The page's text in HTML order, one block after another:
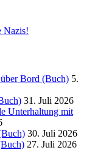
Bord (Buch) 5.
31. Juli 2026
Unterhaltung mit
30. Juli 2026
27. Juli 2026